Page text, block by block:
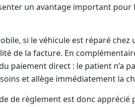
un avantage important pour
si le véhicule est réparé
de la facture. En
paiement direct : le patient n’a
soins et allège immédiatement la
de règlement est donc apprécié